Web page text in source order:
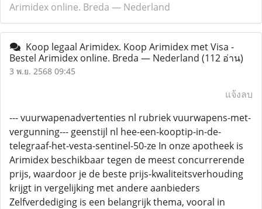
Arimidex online. Breda — Nederland
Koop legaal Arimidex. Koop Arimidex met Visa -
Bestel Arimidex online. Breda — Nederland (112 อ่าน)
3 พ.ย. 2568 09:45
แจ้งลบ
--- vuurwapenadvertenties nl rubriek vuurwapens-met-
vergunning--- geenstijl nl hee-een-kooptip-in-de-
telegraaf-het-vesta-sentinel-50-ze In onze apotheek is
Arimidex beschikbaar tegen de meest concurrerende
prijs, waardoor je de beste prijs-kwaliteitsverhouding
krijgt in vergelijking met andere aanbieders
Zelfverdediging is een belangrijk thema, vooral in